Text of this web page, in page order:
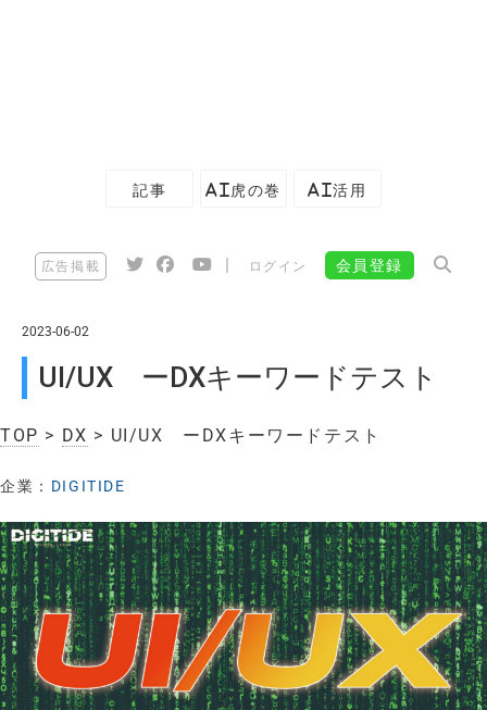
記事 AI虎の巻 AI活用
広告掲載 ログイン 会員登録
2023-06-02
UI/UX ーDXキーワードテスト
TOP > DX > UI/UX ーDXキーワードテスト
企業： DIGITIDE